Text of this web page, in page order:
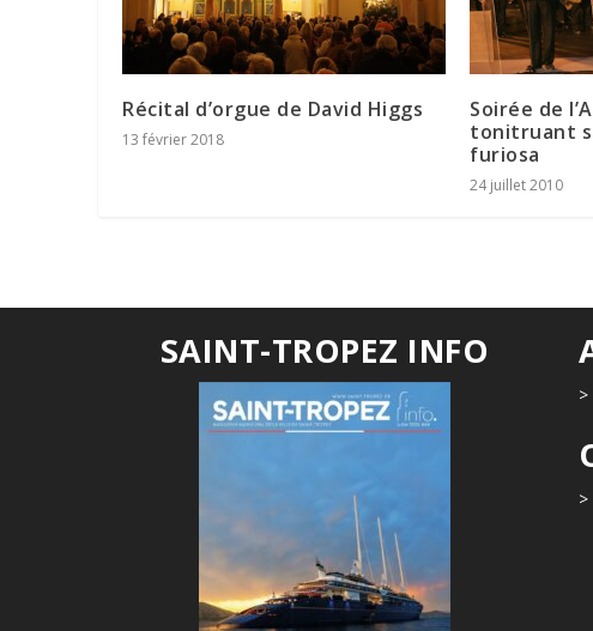
Récital d’orgue de David Higgs
13 février 2018
Soirée de
tonitruant
furiosa
24 juillet 2010
SAINT-TROPEZ INFO
>
>